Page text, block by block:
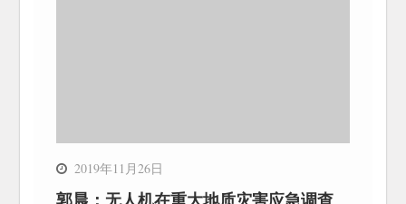
2019年11月26日